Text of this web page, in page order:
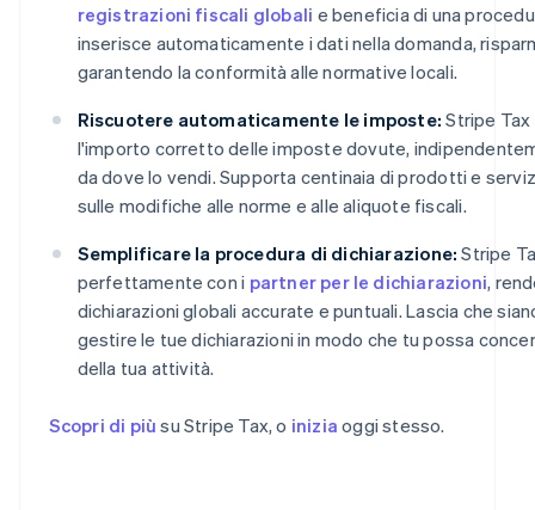
registrazioni fiscali globali e beneficia di una
inserisce automaticamente i dati nella domanda,
garantendo la conformità alle normative locali.
Riscuotere automaticamente le imposte: Stripe
l'importo corretto delle imposte dovute,
da dove lo vendi. Supporta centinaia di prodotti e
sulle modifiche alle norme e alle aliquote fiscali.
Semplificare la procedura di dichiarazione: Stripe
perfettamente con i partner per le dichiarazioni,
dichiarazioni globali accurate e puntuali. Lascia che
gestire le tue dichiarazioni in modo che tu possa
della tua attività.
Scopri di più su Stripe Tax, o inizia oggi stesso.